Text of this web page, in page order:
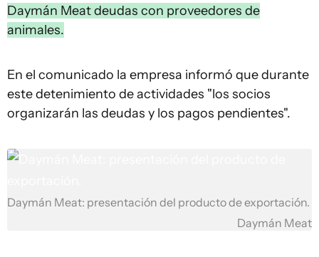
Daymán Meat deudas con proveedores de
animales.
En el comunicado la empresa informó que durante
este detenimiento de actividades "los socios
organizarán las deudas y los pagos pendientes".
Daymán Meat: presentación del producto de exportación.
Daymán Meat